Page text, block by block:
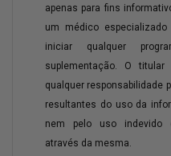
apenas para fins
um médico
iniciar qualquer
suplementação. O
qualquer responsabilidade
resultantes do uso da
nem pelo uso indevido
através da mesma.